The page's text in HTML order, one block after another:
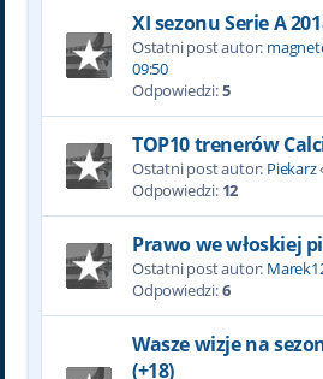
XI sezonu Serie A
Ostatni post autor:
09:50
Odpowiedzi:5
TOP10 trenerów
Ostatni post autor: Piekarz
Odpowiedzi: 12
Prawo we włoskiej
Ostatni post autor:
Odpowiedzi:6
Wasze wizje na
(+18)